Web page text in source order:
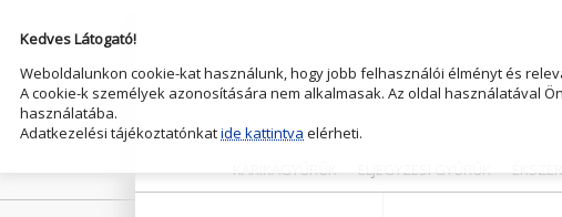
KARIKAGYŰRŰK ELJEGYZESI GYŰRŰK
Kedves Látogató!
Weboldalunkon cookie-kat használunk, hogy jobb felhasználói élményt és
A cookie-k személyek azonosítására nem alkalmasak. Az oldal használatával
használatába.
Adatkezelési tájékoztatónkatide kattintva elérheti.